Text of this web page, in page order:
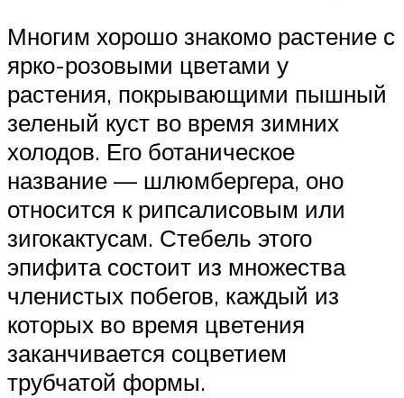
Многим хорошо знакомо растение с
ярко-розовыми цветами у
растения, покрывающими пышный
зеленый куст во время зимних
холодов. Его ботаническое
название — шлюмбергера, оно
относится к рипсалисовым или
зигокактусам. Стебель этого
эпифита состоит из множества
членистых побегов, каждый из
которых во время цветения
заканчивается соцветием
трубчатой формы.